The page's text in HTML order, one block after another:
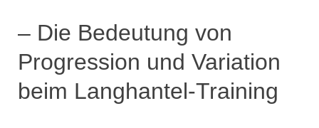
– Die Bedeutung von
Progression und Variation
beim Langhantel-Training